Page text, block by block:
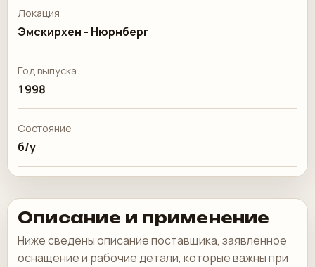
Локация
Эмскирхен - Нюрнберг
Год выпуска
1998
Состояние
б/у
Описание и применение
Ниже сведены описание поставщика, заявленное
оснащение и рабочие детали, которые важны при